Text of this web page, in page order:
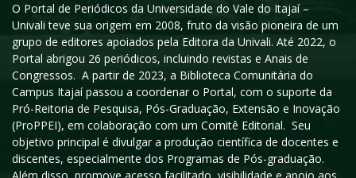
O Portal de Periódicos da Universidade do Vale do Itajaí –
Univali teve sua origem em 2008, fruto da visão pioneira de um
grupo de editores apoiados pela Editora da Univali. Até 2022, o
Portal abrigou 26 periódicos, incluindo revistas e Anais de
Congressos. A partir de 2023, a Biblioteca Comunitária do
Campus Itajaí passou a coordenar o Portal, com o suporte da
Pró-Reitoria de Pesquisa, Pós-Graduação, Extensão e Inovação
(ProPPEI), em colaboração com um Comitê Editorial. Seu
objetivo principal é divulgar a produção científica de docentes e
discentes, especialmente dos Programas de Pós-graduação.